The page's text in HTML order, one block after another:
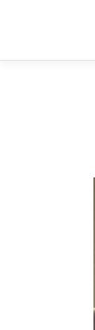
conteúdo